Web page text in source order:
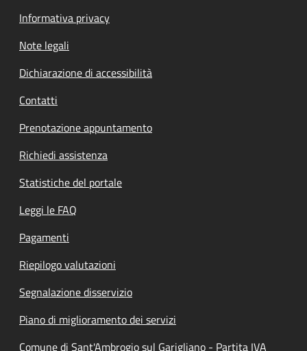
Informativa privacy
Note legali
Dichiarazione di accessibilità
Contatti
Prenotazione appuntamento
Richiedi assistenza
Statistiche del portale
Leggi le FAQ
Pagamenti
Riepilogo valutazioni
Segnalazione disservizio
Piano di miglioramento dei servizi
Comune di Sant'Ambrogio sul Garigliano - Partita IVA